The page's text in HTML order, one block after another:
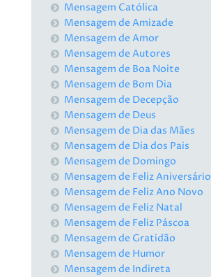
Mensagem Católica
Mensagem de Amizade
Mensagem de Amor
Mensagem de Autores
Mensagem de Boa Noite
Mensagem de Bom Dia
Mensagem de Decepção
Mensagem de Deus
Mensagem de Dia das Mães
Mensagem de Dia dos Pais
Mensagem de Domingo
Mensagem de Feliz Aniversário
Mensagem de Feliz Ano Novo
Mensagem de Feliz Natal
Mensagem de Feliz Páscoa
Mensagem de Gratidão
Mensagem de Humor
Mensagem de Indireta